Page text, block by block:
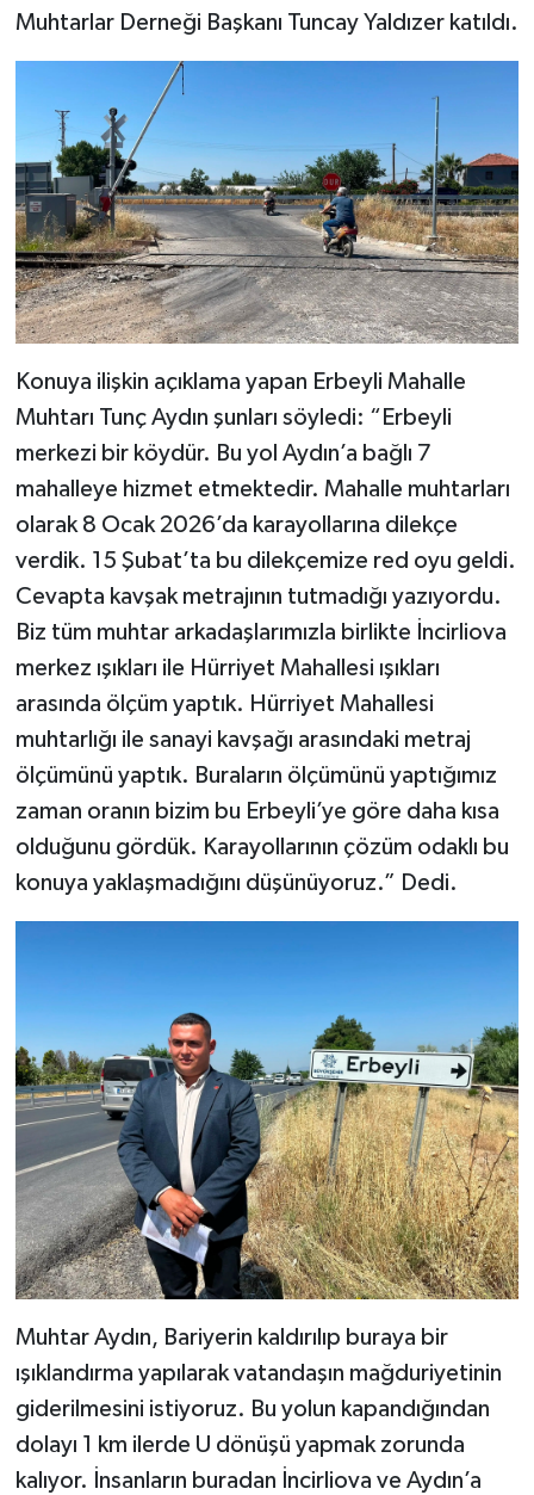
Muhtarlar Derneği Başkanı Tuncay Yaldızer katıldı.
Konuya ilişkin açıklama yapan Erbeyli Mahalle
Muhtarı Tunç Aydın şunları söyledi: “Erbeyli
merkezi bir köydür. Bu yol Aydın’a bağlı 7
mahalleye hizmet etmektedir. Mahalle muhtarları
olarak 8 Ocak 2026’da karayollarına dilekçe
verdik. 15 Şubat’ta bu dilekçemize red oyu geldi.
Cevapta kavşak metrajının tutmadığı yazıyordu.
Biz tüm muhtar arkadaşlarımızla birlikte İncirliova
merkez ışıkları ile Hürriyet Mahallesi ışıkları
arasında ölçüm yaptık. Hürriyet Mahallesi
muhtarlığı ile sanayi kavşağı arasındaki metraj
ölçümünü yaptık. Buraların ölçümünü yaptığımız
zaman oranın bizim bu Erbeyli’ye göre daha kısa
olduğunu gördük. Karayollarının çözüm odaklı bu
konuya yaklaşmadığını düşünüyoruz.” Dedi.
Muhtar Aydın, Bariyerin kaldırılıp buraya bir
ışıklandırma yapılarak vatandaşın mağduriyetinin
giderilmesini istiyoruz. Bu yolun kapandığından
dolayı 1 km ilerde U dönüşü yapmak zorunda
kalıyor. İnsanların buradan İncirliova ve Aydın’a